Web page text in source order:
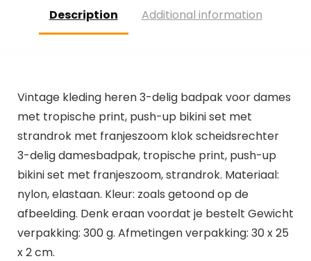
Description Additional information
Vintage kleding heren 3-delig badpak voor dames
met tropische print, push-up bikini set met
strandrok met franjeszoom klok scheidsrechter
3-delig damesbadpak, tropische print, push-up
bikini set met franjeszoom, strandrok. Materiaal:
nylon, elastaan. Kleur: zoals getoond op de
afbeelding. Denk eraan voordat je bestelt Gewicht
verpakking: 300 g. Afmetingen verpakking: 30 x 25
x 2 cm.